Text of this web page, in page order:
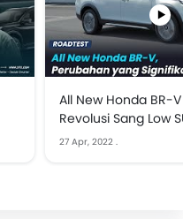
All New Honda BR-
Revolusi Sang Low
Test
27 Apr, 2022 .